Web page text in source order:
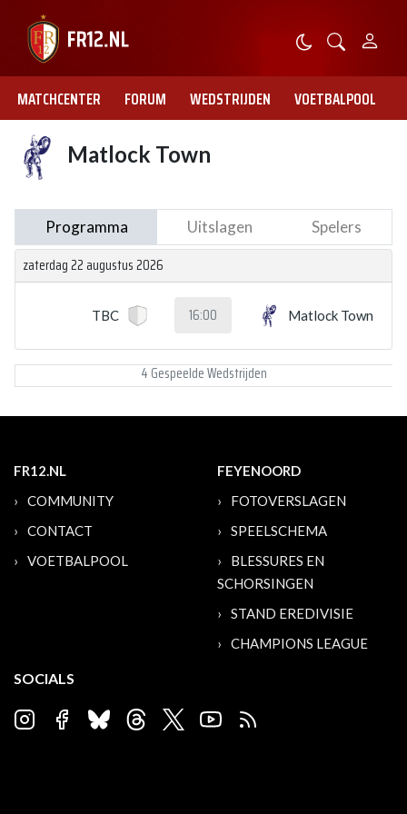
MATCHCENTER FORUM WEDSTRIJDEN VOETBALPOOL
Matlock Town
Programma Uitslagen Spelers
zaterdag 22 augustus 2026
TBC 16:00 Matlock Town
4 Gespeelde Wedstrijden
FR12.NL
COMMUNITY
CONTACT
VOETBALPOOL
FEYENOORD
FOTOVERSLAGEN
SPEELSCHEMA
BLESSURES EN
SCHORSINGEN
STAND EREDIVISIE
CHAMPIONS LEAGUE
SOCIALS